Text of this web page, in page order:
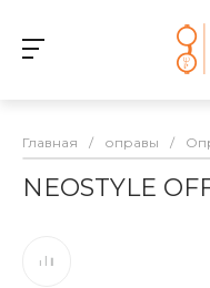
Главная / оправы /
NEOSTYLE